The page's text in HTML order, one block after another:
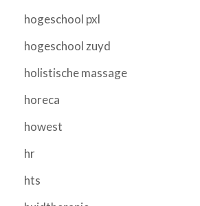
hogeschool pxl
hogeschool zuyd
holistische massage
horeca
howest
hr
hts